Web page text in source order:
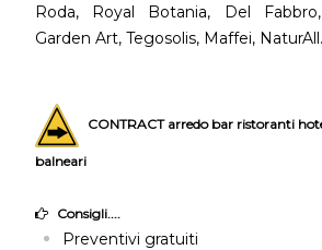
Roda, Royal Botania, Del
Garden Art, Tegosolis, Maffei, NaturAll.
CONTRACT arredo bar ristoranti
balneari
Consigli....
Preventivi gratuiti